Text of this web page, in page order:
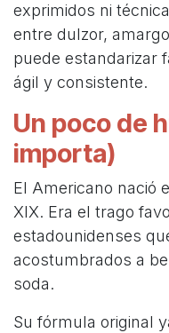
exprimidos ni
entre dulzor,
puede estandarizar
ágil y consistente.
Un poco de
importa)
El Americano nació
XIX. Era el trago
estadounidenses
acostumbrados a
soda.
Su fórmula original